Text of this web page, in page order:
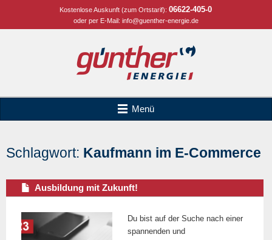
Kostenlose Auskunft (zum Ortstarif):06622-405-0
oder per E-Mail: info@guenther-energie.de
Menü
Schlagwort: Kaufmann im E-Commerce
Ausbildung mit Zukunft!
Du bist auf der Suche nach einer
spannenden und